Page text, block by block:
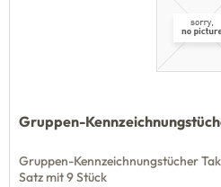
Gruppen-
Gruppen-Kennzeichnungstücher
Satz mit 9 Stück